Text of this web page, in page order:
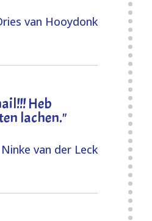
van Hooydonk
Heb
lachen."
Ninke van der Leck